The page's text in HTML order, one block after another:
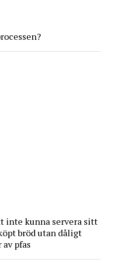
inte kunna servera sitt
bröd utan dåligt
pfas